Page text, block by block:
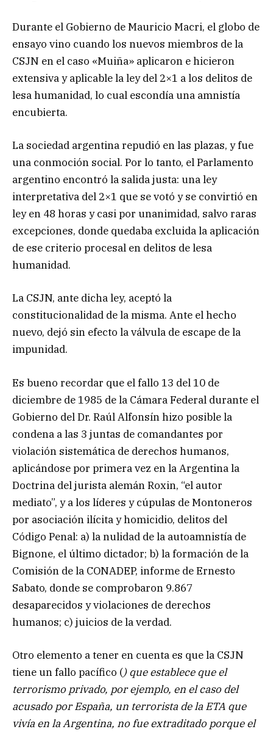
Durante el Gobierno de Mauricio Macri, el globo de
ensayo vino cuando los nuevos miembros de la
CSJN en el caso «Muiña» aplicaron e hicieron
extensiva y aplicable la ley del 2×1 a los delitos de
lesa humanidad, lo cual escondía una amnistía
encubierta.
La sociedad argentina repudió en las plazas, y fue
una conmoción social. Por lo tanto, el Parlamento
argentino encontró la salida justa: una ley
interpretativa del 2×1 que se votó y se convirtió en
ley en 48 horas y casi por unanimidad, salvo raras
excepciones, donde quedaba excluida la aplicación
de ese criterio procesal en delitos de lesa
humanidad.
La CSJN, ante dicha ley, aceptó la
constitucionalidad de la misma. Ante el hecho
nuevo, dejó sin efecto la válvula de escape de la
impunidad.
Es bueno recordar que el fallo 13 del 10 de
diciembre de 1985 de la Cámara Federal durante el
Gobierno del Dr. Raúl Alfonsín hizo posible la
condena a las 3 juntas de comandantes por
violación sistemática de derechos humanos,
aplicándose por primera vez en la Argentina la
Doctrina del jurista alemán Roxin, “el autor
mediato”, y a los líderes y cúpulas de Montoneros
por asociación ilícita y homicidio, delitos del
Código Penal: a) la nulidad de la autoamnistía de
Bignone, el último dictador; b) la formación de la
Comisión de la CONADEP, informe de Ernesto
Sabato, donde se comprobaron 9.867
desaparecidos y violaciones de derechos
humanos; c) juicios de la verdad.
Otro elemento a tener en cuenta es que la CSJN
tiene un fallo pacífico () que establece que el
terrorismo privado, por ejemplo, en el caso del
acusado por España, un terrorista de la ETA que
vivía en la Argentina, no fue extraditado porque el